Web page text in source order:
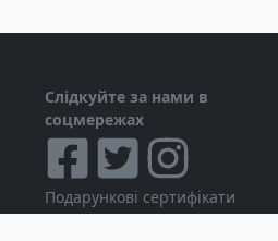
Слідкуйте за нами в
соцмережах
Подарункові сертифікати
Дисконтні картки